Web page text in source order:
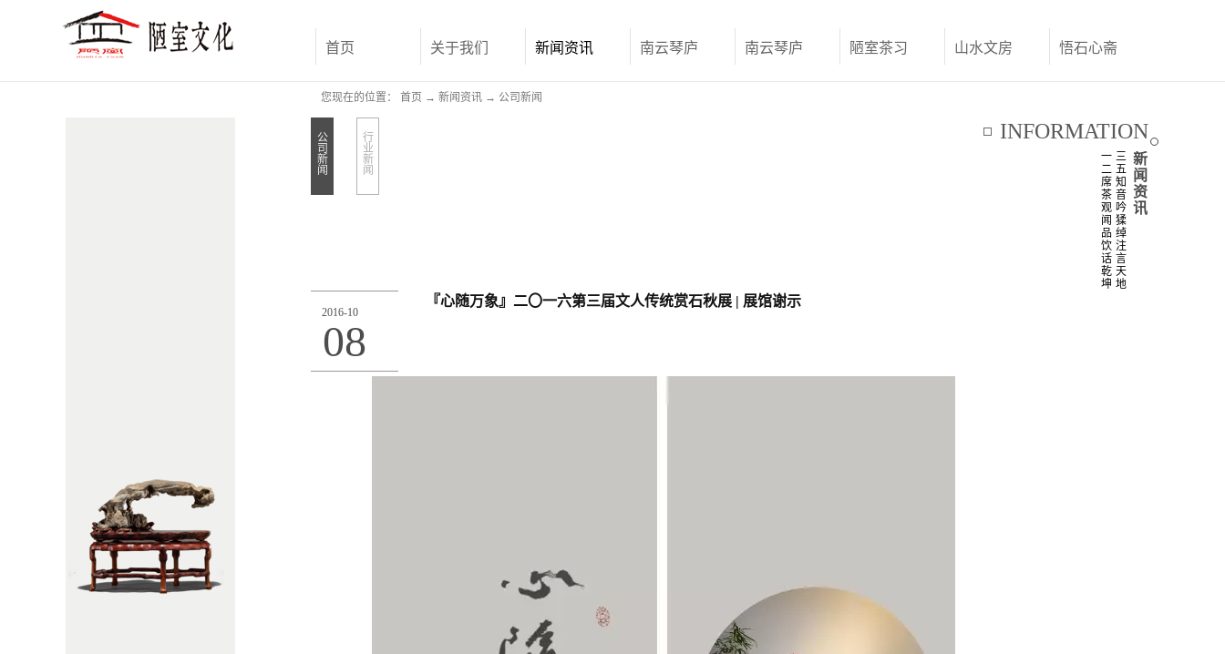
首页 关于我们 新闻资讯 南云琴庐 南云琴庐 陋室茶习 山水文房 悟石心斋
您现在的位置： 首页 → 新闻资讯 → 公司新闻
公
司
新
闻
行
业
新
闻
INFORMATION
新
闻
资
讯
三
五
知
音
吟
猱
绰
注
言
天
地
一
二
席
茶
观
闻
品
饮
话
乾
坤
2016-10
08
『心随万象』二〇一六第三届文人传统赏石秋展 | 展馆谢示